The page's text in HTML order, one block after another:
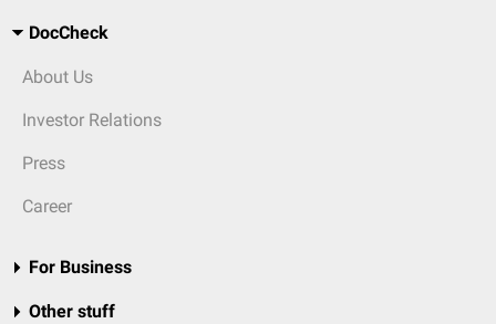
DocCheck
About Us
Investor Relations
Press
Career
For Business
Other stuff